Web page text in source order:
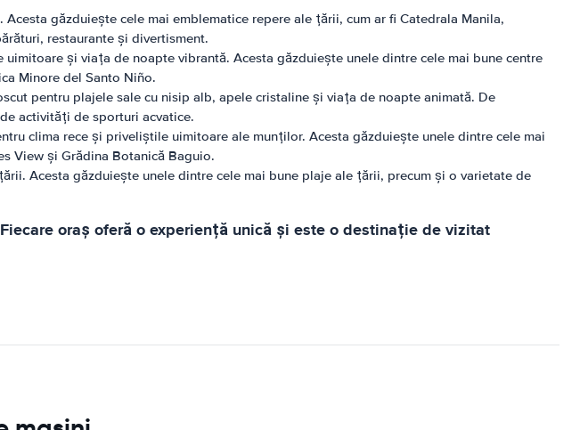
găzduiește cele mai emblematice repere ale țării, cum ar fi Catedrala Manila,
restaurante și divertisment.
și viața de noapte vibrantă. Acesta găzduiește unele dintre cele mai bune centre
Minore del Santo Niño.
pentru plajele sale cu nisip alb, apele cristaline și viața de noapte animată. De
activități de sporturi acvatice.
clima rece și priveliștile uimitoare ale munților. Acesta găzduiește unele dintre cele mai
View și Grădina Botanică Baguio.
Acesta găzduiește unele dintre cele mai bune plaje ale țării, precum și o varietate de
oraș oferă o experiență unică și este o destinație de vizitat